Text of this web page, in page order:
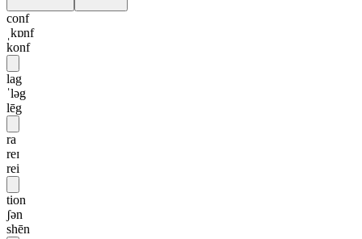
conf
ˌkɒnf
konf
lag
ˈləg
lēg
ra
reɪ
rei
tion
ʃən
shēn